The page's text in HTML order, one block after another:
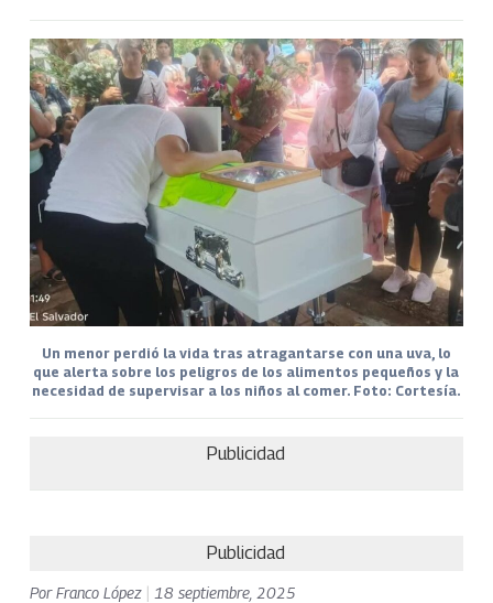
Un menor perdió la vida tras atragantarse con una uva, lo
que alerta sobre los peligros de los alimentos pequeños y la
necesidad de supervisar a los niños al comer. Foto: Cortesía.
Publicidad
Publicidad
PorFranco López 18 septiembre, 2025